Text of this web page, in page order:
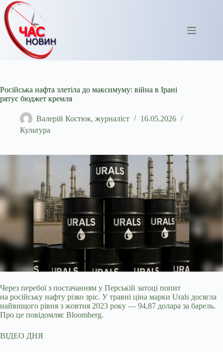
Перейти
до
вмісту
Російська нафта злетіла до максимуму: війна в Ірані
рятує бюджет кремля
Валерій Костюк, журналіст
16.05.2026
Культура
Через перебої з постачанням у Перській затоці попит
на російську нафту різко зріс. У травні ціна марки Urals досягла
найвищого рівня з жовтня 2023 року — 94,87 долара за барель.
Про це повідомляє Bloomberg.
ВІДЕО ДНЯ